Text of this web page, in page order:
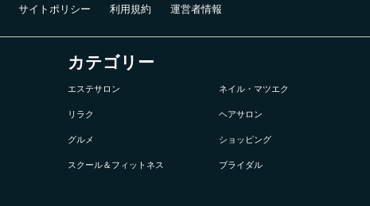
サイトポリシー 利用規約 運営者情報
カテゴリー
エステサロン ネイル・マツエク
リラク ヘアサロン
グルメ ショッピング
スクール＆フィットネス ブライダル